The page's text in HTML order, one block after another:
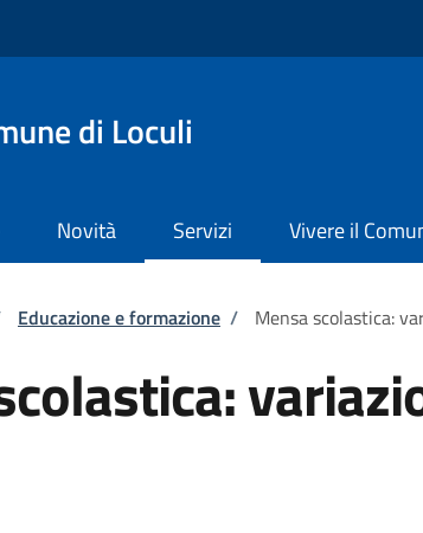
di Loculi
Novità Servizi Vivere il
pane
Educazione e formazione / Mensa scolastica: